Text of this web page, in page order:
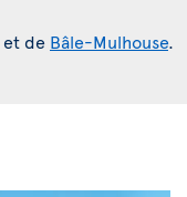
et de Bâle-Mulhouse.